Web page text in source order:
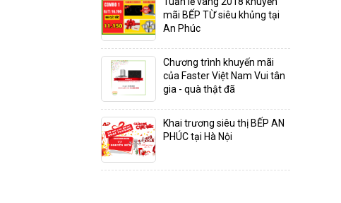
mãi BẾP TỪ siêu khủng tại
An Phúc
Chương trình khuyến mãi
của Faster Việt Nam Vui tân
gia - quà thật đã
Khai trương siêu thị BẾP AN
PHÚC tại Hà Nội